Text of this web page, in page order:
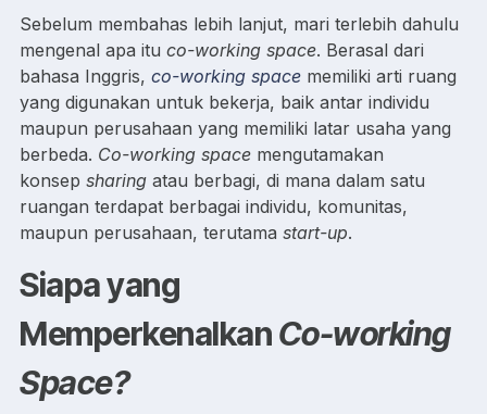
Sebelum membahas lebih lanjut, mari terlebih dahulu
mengenal apa itu co-working space. Berasal dari
bahasa Inggris, co-working space memiliki arti ruang
yang digunakan untuk bekerja, baik antar individu
maupun perusahaan yang memiliki latar usaha yang
berbeda. Co-working space mengutamakan
konsep sharing atau berbagi, di mana dalam satu
ruangan terdapat berbagai individu, komunitas,
maupun perusahaan, terutama start-up.
Siapa yang
MemperkenalkanCo-working
Space?